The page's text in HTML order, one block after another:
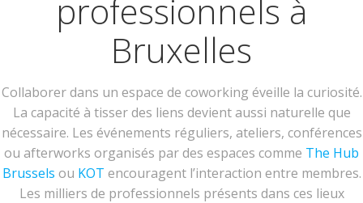
professionnels à
Bruxelles
Collaborer dans un espace de coworking éveille la curiosité.
La capacité à tisser des liens devient aussi naturelle que
nécessaire. Les événements réguliers, ateliers, conférences
ou afterworks organisés par des espaces comme The Hub
Brussels ou KOT encouragent l’interaction entre membres.
Les milliers de professionnels présents dans ces lieux